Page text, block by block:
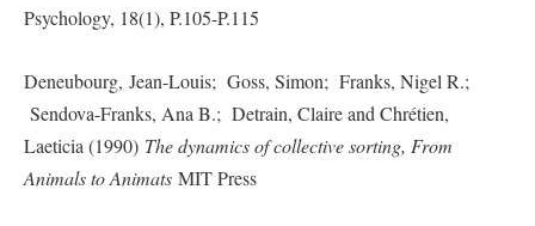
Psychology, 18(1), P.105-P.115
Deneubourg, Jean-Louis; Goss, Simon; Franks, Nigel R.;
Sendova-Franks, Ana B.; Detrain, Claire and Chrétien,
Laeticia (1990) The dynamics of collective sorting, From
Animals to Animats MIT Press